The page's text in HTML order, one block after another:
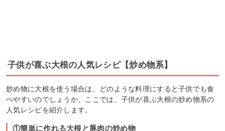
子供が喜ぶ大根の人気レシピ【炒め物系】
炒め物に大根を使う場合は、どのような料理にすると子供でも食
べやすいのでしょうか。ここでは、子供が喜ぶ大根の炒め物系の
人気レシピを紹介します。
①簡単に作れる大根と豚肉の炒め物